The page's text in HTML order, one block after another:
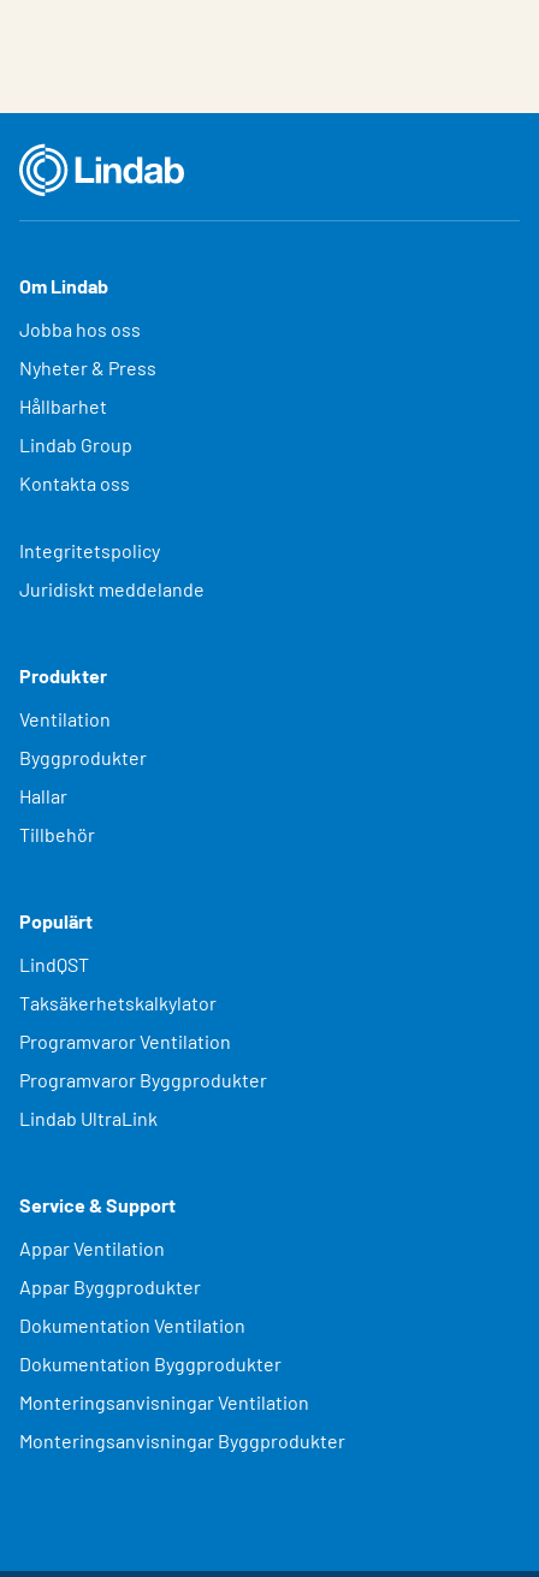
Om Lindab
Jobba hos oss
Nyheter & Press
Hållbarhet
Lindab Group
Kontakta oss
Integritetspolicy
Juridiskt meddelande
Produkter
Ventilation
Byggprodukter
Hallar
Tillbehör
Populärt
LindQST
Taksäkerhetskalkylator
Programvaror Ventilation
Programvaror Byggprodukter
Lindab UltraLink
Service & Support
Appar Ventilation
Appar Byggprodukter
Dokumentation Ventilation
Dokumentation Byggprodukter
Monteringsanvisningar Ventilation
Monteringsanvisningar Byggprodukter